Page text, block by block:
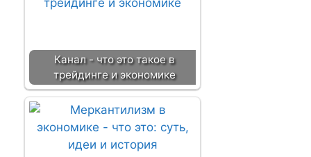
Канал - что это такое в
трейдинге и экономике